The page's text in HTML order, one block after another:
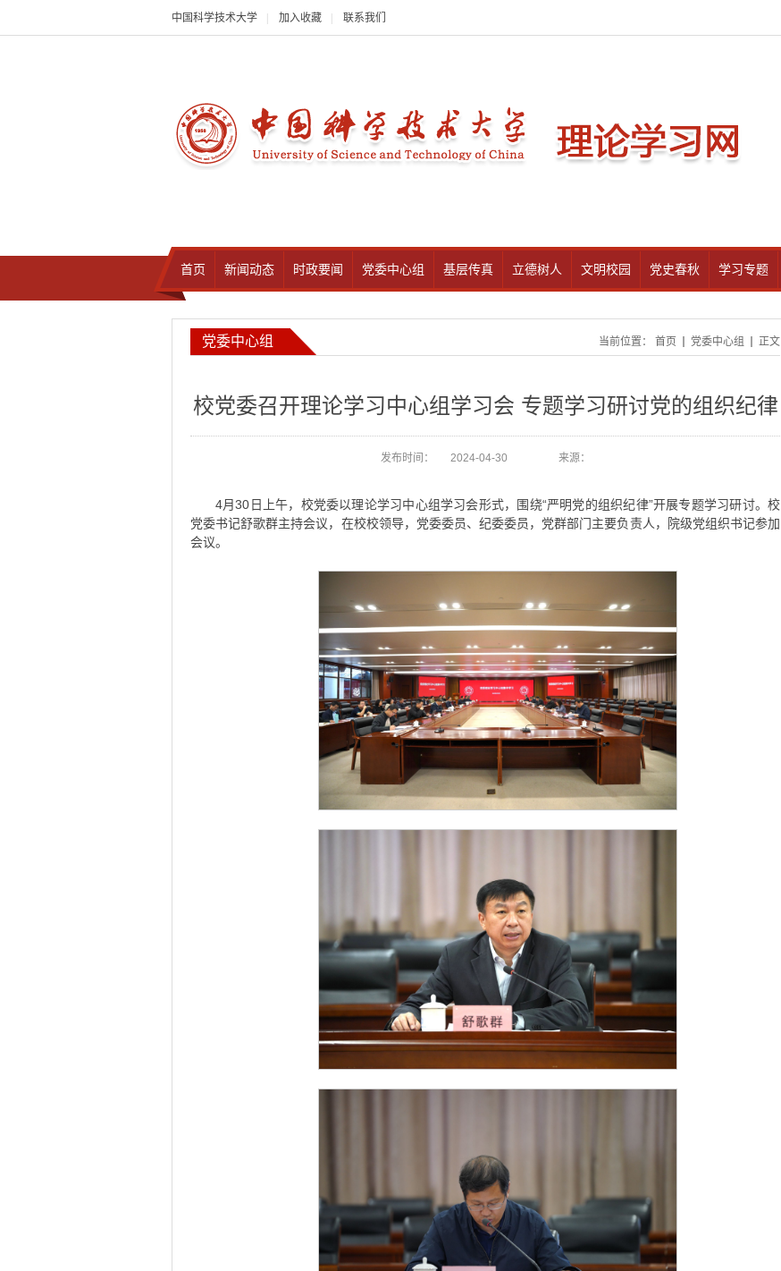
中国科学技术大学 加入收藏 联系我们
首页 新闻动态 时政要闻 党委中心组 基层传真 立德树人 文明校园 党史春秋 学习专题
党委中心组 当前位置： 首页 党委中心组 正文
校党委召开理论学习中心组学习会 专题学习研讨党的组织纪律
发布时间： 2024-04-30 来源：
4月30日上午，校党委以理论学习中心组学习会形式，围绕“严明党的组织纪律”开展专题学习研讨。校
党委书记舒歌群主持会议，在校校领导，党委委员、纪委委员，党群部门主要负责人，院级党组织书记参加
会议。